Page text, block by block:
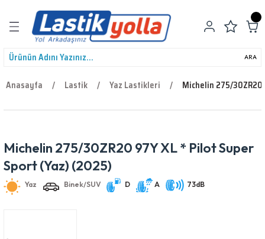
Geri Dön
ARA
Anasayfa Lastik Yaz Lastikleri Michelin 275/
Michelin 275/30ZR20 97Y XL * Pilot Super
Sport (Yaz) (2025)
Yaz Binek/SUV D A 73dB